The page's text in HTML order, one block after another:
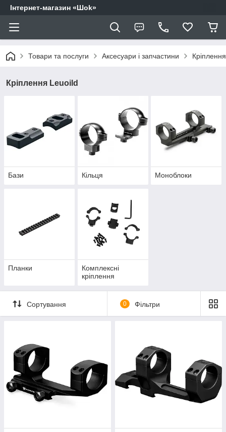
Інтернет-магазин «Шоk»
Товари та послуги Аксесуари і запчастини Кріплення
Кріплення Leuoild
Бази Кільця Моноблоки
Планки
Комплексні
кріплення
Сортування 0 Фільтри